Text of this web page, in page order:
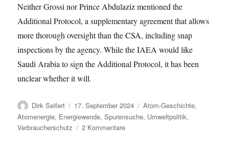
Neither Grossi nor Prince Abdulaziz mentioned the
Additional Protocol, a supplementary agreement that allows
more thorough oversight than the CSA, including snap
inspections by the agency. While the IAEA would like
Saudi Arabia to sign the Additional Protocol, it has been
unclear whether it will.
Autor
Dirk Seifert
Veröffentlicht
am
17. September 2024 Kategorien
Atom-Geschichte,
Atomenergie, Energiewende,Spurensuche, Umweltpolitik,
Verbraucherschutz
2 Kommentarezu